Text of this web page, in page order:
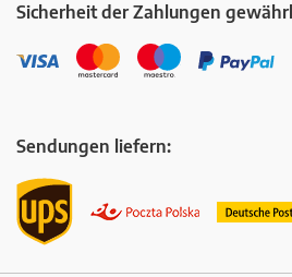
Sicherheit der Zahlungen
Sendungen liefern: